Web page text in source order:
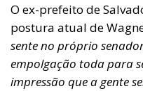
O ex-prefeito de
postura atual de
sente no próprio
empolgação toda para
impressão que a gente